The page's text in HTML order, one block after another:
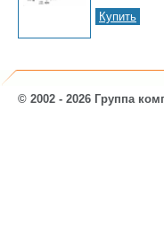
Купить
© 2002 - 2026 Группа